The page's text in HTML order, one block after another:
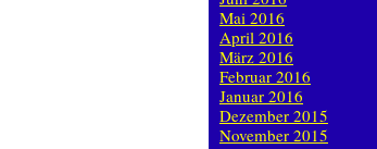
Mai 2016
April 2016
März 2016
Februar 2016
Januar 2016
Dezember 2015
November 2015